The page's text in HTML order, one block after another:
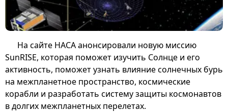
На сайте НАСА анонсировали новую миссию
SunRISE, которая поможет изучить Солнце и его
активность, поможет узнать влияние солнечных бурь
на межпланетное пространство, космические
корабли и разработать систему защиты космонавтов
в долгих межпланетных перелетах.